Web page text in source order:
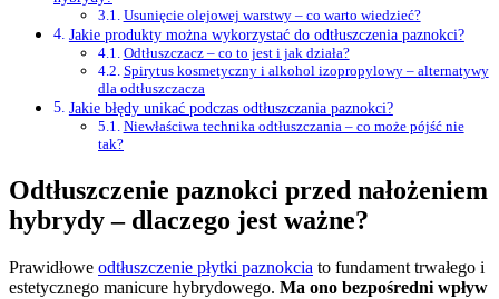
Usunięcie olejowej warstwy – co warto wiedzieć?
Jakie produkty można wykorzystać do odtłuszczenia paznokci?
Odtłuszczacz – co to jest i jak działa?
Spirytus kosmetyczny i alkohol izopropylowy – alternatywy
dla odtłuszczacza
Jakie błędy unikać podczas odtłuszczania paznokci?
Niewłaściwa technika odtłuszczania – co może pójść nie
tak?
Odtłuszczenie paznokci przed nałożeniem
hybrydy – dlaczego jest ważne?
Prawidłowe odtłuszczenie płytki paznokcia to fundament trwałego i
estetycznego manicure hybrydowego. Ma ono bezpośredni wpływ